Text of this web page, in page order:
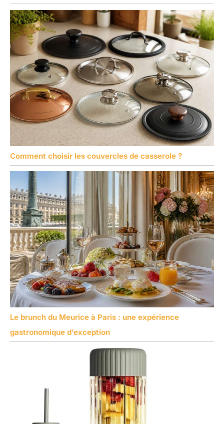
Comment choisir les couvercles de casserole ?
Le brunch du Meurice à Paris : une expérience
gastronomique d’exception